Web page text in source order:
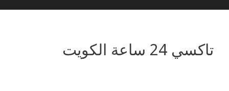
تاكسي 24 ساعة الكويت